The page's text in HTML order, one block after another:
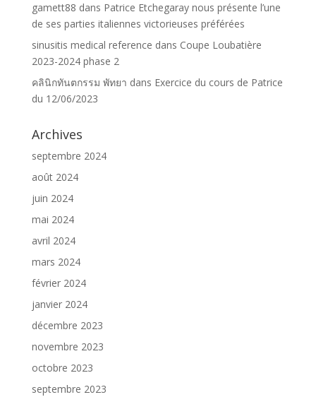
gamett88 dans Patrice Etchegaray nous présente l’une
de ses parties italiennes victorieuses préférées
sinusitis medical reference dans Coupe Loubatière
2023-2024 phase 2
คลินิกทันตกรรม พัทยา dans Exercice du cours de Patrice
du 12/06/2023
Archives
septembre 2024
août 2024
juin 2024
mai 2024
avril 2024
mars 2024
février 2024
janvier 2024
décembre 2023
novembre 2023
octobre 2023
septembre 2023